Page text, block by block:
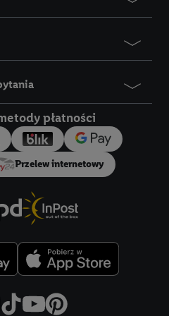
płatności
Przelew internetowy
reklamy, badania grup
oraz zapewnienia
w tym miejscu, a następnie
się na istniejące konto
podanego tam adresu e-mail
z jednym z wyżej
utworzenia specjalnego
EUID), który możemy
sposób jak poniżej opisany
aby rozpoznać użytkownika
podmioty trzecie i wyświetlać
W tym celu my i jeden z innych
będziemy również jako
adres e-mail użytkownika